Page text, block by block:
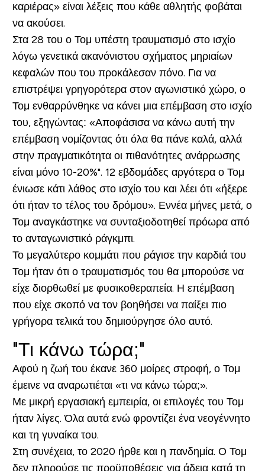
καριέρας» είναι λέξεις που κάθε αθλητής φοβάται
να ακούσει.
Στα 28 του ο Τομ υπέστη τραυματισμό στο ισχίο
λόγω γενετικά ακανόνιστου σχήματος μηριαίων
κεφαλών που του προκάλεσαν πόνο. Για να
επιστρέψει γρηγορότερα στον αγωνιστικό χώρο, ο
Τομ ενθαρρύνθηκε να κάνει μια επέμβαση στο ισχίο
του, εξηγώντας: «Αποφάσισα να κάνω αυτή την
επέμβαση νομίζοντας ότι όλα θα πάνε καλά, αλλά
στην πραγματικότητα οι πιθανότητες ανάρρωσης
είναι μόνο 10-20%". 12 εβδομάδες αργότερα ο Τομ
ένιωσε κάτι λάθος στο ισχίο του και λέει ότι «ήξερε
ότι ήταν το τέλος του δρόμου». Εννέα μήνες μετά, ο
Τομ αναγκάστηκε να συνταξιοδοτηθεί πρόωρα από
το ανταγωνιστικό ράγκμπι.
Το μεγαλύτερο κομμάτι που ράγισε την καρδιά του
Τομ ήταν ότι ο τραυματισμός του θα μπορούσε να
είχε διορθωθεί με φυσικοθεραπεία. Η επέμβαση
που είχε σκοπό να τον βοηθήσει να παίξει πιο
γρήγορα τελικά του δημιούργησε όλο αυτό.
"Τι κάνω τώρα;"
Αφού η ζωή του έκανε 360 μοίρες στροφή, ο Τομ
έμεινε να αναρωτιέται «τι να κάνω τώρα;».
Με μικρή εργασιακή εμπειρία, οι επιλογές του Τομ
ήταν λίγες. Όλα αυτά ενώ φροντίζει ένα νεογέννητο
και τη γυναίκα του.
Στη συνέχεια, το 2020 ήρθε και η πανδημία. Ο Τομ
δεν πληρούσε τις προϋποθέσεις για άδεια κατά τη